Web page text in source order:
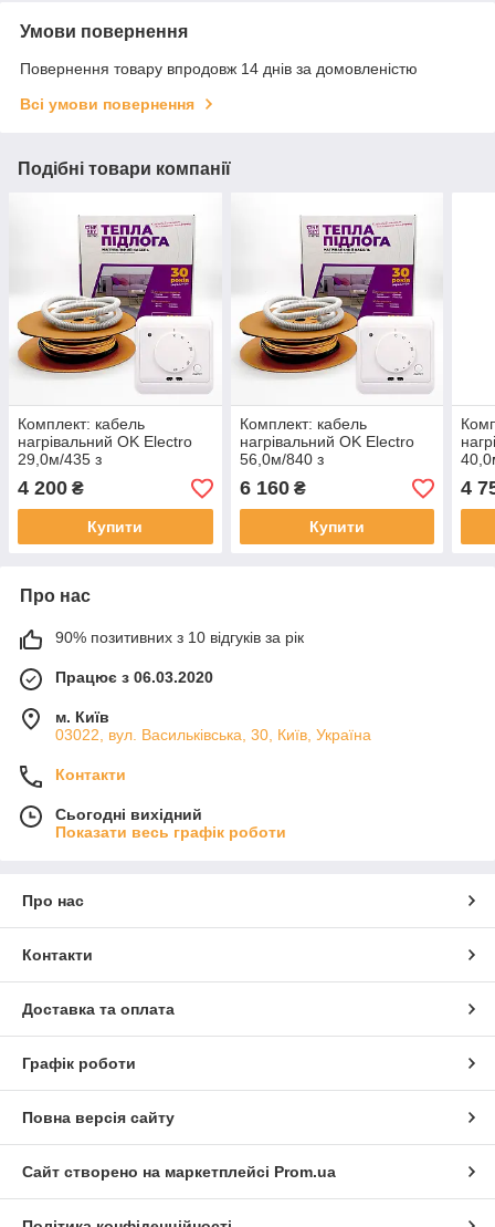
Умови повернення
Повернення товару впродовж 14 днів за домовленістю
Всі умови повернення
Подібні товари компанії
Комплект: кабель
нагрівальний OK Electro
29,0м/435 з
терморегулятором
4 200 ₴
Купити
Комплект: кабель
нагрівальний OK Electro
56,0м/840 з
терморегулятором
6 160₴
Купити
4
Про нас
90% позитивних з 10 відгуків за рік
Працює з 06.03.2020
м. Київ
03022, вул. Васильківська, 30, Київ, Україна
Контакти
Сьогодні вихідний
Показати весь графік роботи
Про нас
Контакти
Доставка та оплата
Графік роботи
Повна версія сайту
Сайт створено на маркетплейсі Prom.ua